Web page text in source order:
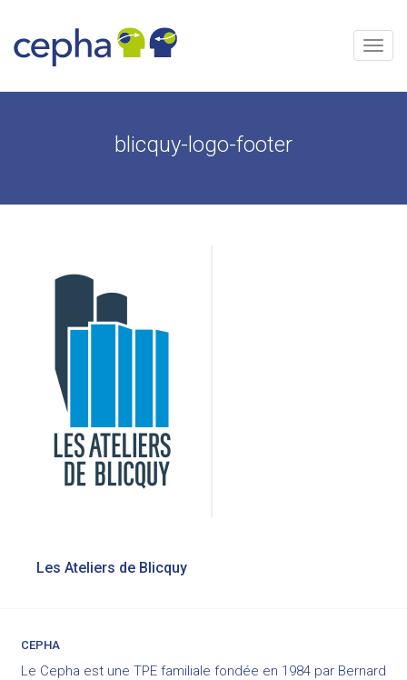
contenu
Menu
blicquy-logo-footer
Navigation
Les Ateliers de Blicquy
CEPHA
Le Cepha est une TPE familiale fondée en 1984 par Bernard